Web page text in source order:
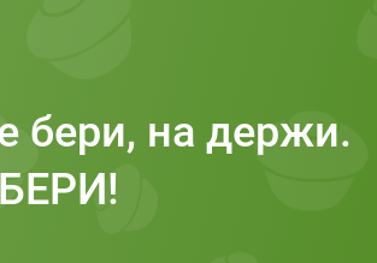
бери, на держи.